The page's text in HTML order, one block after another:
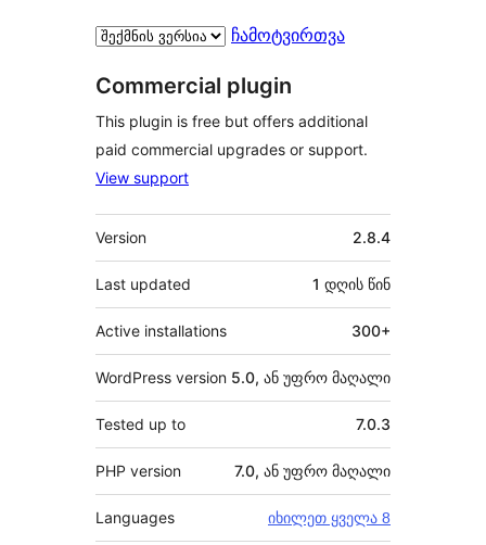
ჩამოტვირთვა
Commercial plugin
This plugin is free but offers additional
paid commercial upgrades or support.
View support
მეტა
Version 2.8.4
Last updated 1 დღის წინ
Active installations 300+
WordPress version 5.0, ან უფრო მაღალი
Tested up to 7.0.3
PHP version 7.0, ან უფრო მაღალი
Languages იხილეთ ყველა 8